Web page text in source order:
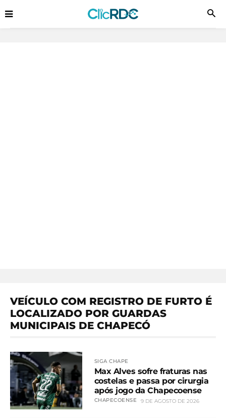
VEÍCULO COM REGISTRO DE FURTO É
LOCALIZADO POR GUARDAS
MUNICIPAIS DE CHAPECÓ
SIGA CHAPE
Max Alves sofre fraturas nas
costelas e passa por cirurgia
após jogo da Chapecoense
CHAPECOENSE 9 DE AGOSTO DE 2026